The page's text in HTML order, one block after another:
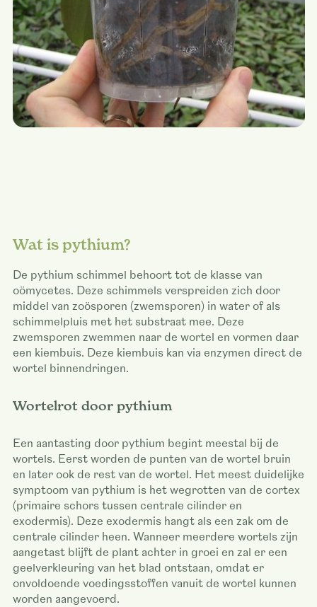
Wat is pythium?
De pythium schimmel behoort tot de klasse van
oömycetes. Deze schimmels verspreiden zich door
middel van zoösporen (zwemsporen) in water of als
schimmelpluis met het substraat mee. Deze
zwemsporen zwemmen naar de wortel en vormen daar
een kiembuis. Deze kiembuis kan via enzymen direct de
wortel binnendringen.
Wortelrot door pythium
Een aantasting door pythium begint meestal bij de
wortels. Eerst worden de punten van de wortel bruin
en later ook de rest van de wortel. Het meest duidelijke
symptoom van pythium is het wegrotten van de cortex
(primaire schors tussen centrale cilinder en
exodermis). Deze exodermis hangt als een zak om de
centrale cilinder heen. Wanneer meerdere wortels zijn
aangetast blijft de plant achter in groei en zal er een
geelverkleuring van het blad ontstaan, omdat er
onvoldoende voedingsstoffen vanuit de wortel kunnen
worden aangevoerd.